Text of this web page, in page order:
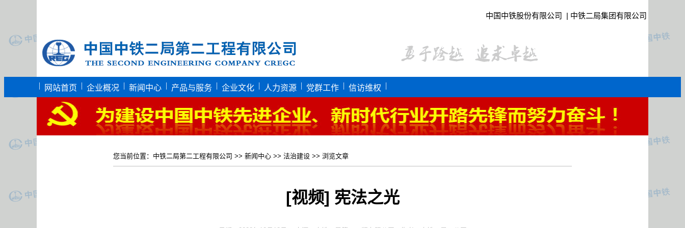
中国中铁股份有限公司 | 中铁二局集团有限公司
| 网站首页 | 企业概况 | 新闻中心 | 产品与服务 | 企业文化 | 人力资源 | 党群工作 | 信访维权 |
您当前位置： 中铁二局第二工程有限公司 >> 新闻中心 >> 法治建设 >> 浏览文章
[视频] 宪法之光